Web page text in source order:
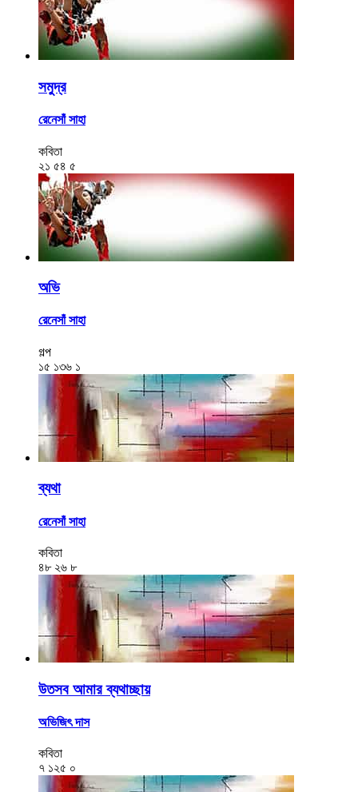
সমুদ্র
রেনেসাঁ সাহা
কবিতা
২১ ৫৪ ৫
অভি
রেনেসাঁ সাহা
গল্প
১৫ ১৩৬ ১
ব্যথা
রেনেসাঁ সাহা
কবিতা
৪৮ ২৬ ৮
উতসব আমার ব্যথাচ্ছায়
অভিজিৎ দাস
কবিতা
৭ ১২৫ ০